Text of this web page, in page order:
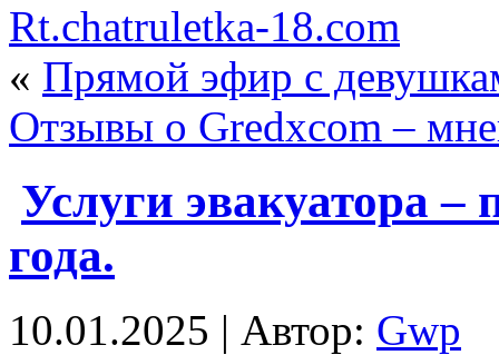
Rt.chatruletka-18.com
« Прямой эфир с
Отзывы о Gredxcom –
Услуги эвакуатора
года.
10.01.2025 | Автор: Gwp